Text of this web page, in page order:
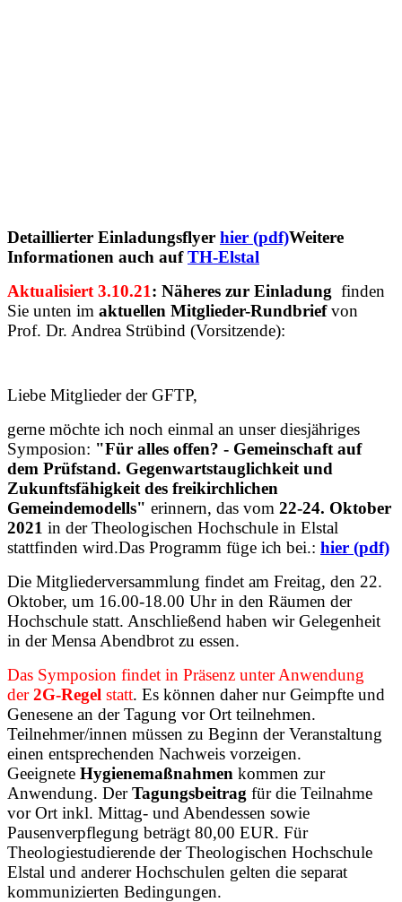
Detaillierter Einladungsflyer hier (pdf)Weitere
Informationen auch aufTH-Elstal
Aktualisiert 3.10.21: Näheres zur Einladung finden
Sie unten im aktuellen Mitglieder-Rundbriefvon
Prof. Dr. Andrea Strübind (Vorsitzende):
Liebe Mitglieder der GFTP,
gerne möchte ich noch einmal an unser diesjähriges
Symposion: "Für alles offen? - Gemeinschaft auf
dem Prüfstand. Gegenwartstauglichkeit und
Zukunftsfähigkeit des freikirchlichen
Gemeindemodells" erinnern, das vom 22-24. Oktober
2021 in der Theologischen Hochschule in Elstal
stattfinden wird.Das Programm füge ich bei.: hier (pdf)
Die Mitgliederversammlung findet am Freitag, den 22.
Oktober, um 16.00-18.00 Uhrin den Räumen der
Hochschule statt. Anschließend haben wir Gelegenheit
in der Mensa Abendbrot zu essen.
Das Symposion findet in Präsenz unter Anwendung
der2G-Regel statt. Es können daher nur Geimpfte und
Genesene an der Tagung vor Ort teilnehmen.
Teilnehmer/innen müssen zu Beginn der Veranstaltung
einen entsprechenden Nachweis vorzeigen.
Geeignete Hygienemaßnahmen kommen zur
Anwendung. DerTagungsbeitrag für die Teilnahme
vor Ort inkl. Mittag- und Abendessen sowie
Pausenverpflegung beträgt 80,00 EUR. Für
Theologiestudierende der Theologischen Hochschule
Elstal und anderer Hochschulen gelten die separat
kommunizierten Bedingungen.